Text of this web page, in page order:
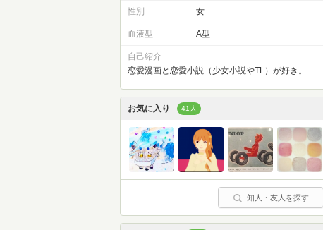
性別 女
血液型 A型
自己紹介
恋愛漫画と恋愛小説（少女小説やTL）が好き。
お気に入り 41人
知人・友人を探す